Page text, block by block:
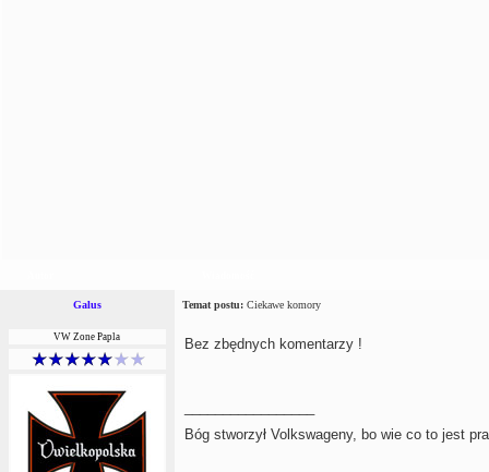
Galus Temat postu: Ciekawe komory
VW Zone Papla Bez zbędnych komentarzy !
Bóg stworzył Volkswageny, bo wie co to jest